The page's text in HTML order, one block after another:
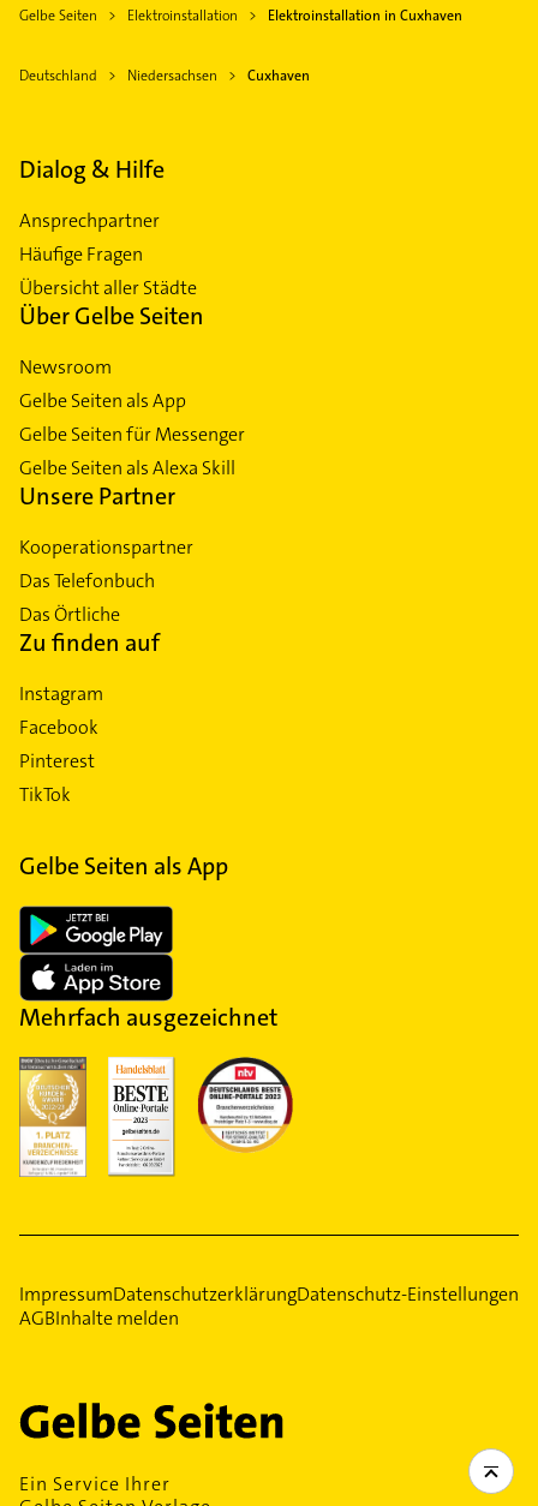
Gelbe Seiten Elektroinstallation Elektroinstallation in Cuxhaven
Deutschland Niedersachsen Cuxhaven
Dialog & Hilfe
Ansprechpartner
Häufige Fragen
Übersicht aller Städte
Über Gelbe Seiten
Newsroom
Gelbe Seiten als App
Gelbe Seiten für Messenger
Gelbe Seiten als Alexa Skill
Unsere Partner
Kooperationspartner
Das Telefonbuch
Das Örtliche
Zu finden auf
Instagram
Facebook
Pinterest
TikTok
Gelbe Seiten als App
Mehrfach ausgezeichnet
ImpressumDatenschutzerklärungDatenschutz-Einstellungen
AGBInhalte melden
Ein Service Ihrer